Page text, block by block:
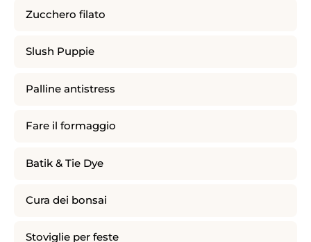
Zucchero filato
Slush Puppie
Palline antistress
Fare il formaggio
Batik & Tie Dye
Cura dei bonsai
Stoviglie per feste